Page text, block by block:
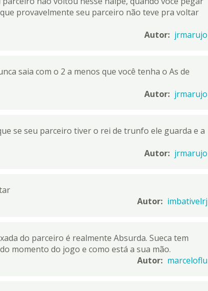
provavelmente seu parceiro não teve pra voltar
Autor: jrmarujo
saia com o 2 a menos que você tenha o As de
Autor: jrmarujo
se seu parceiro tiver o rei de trunfo ele guarda e a
Autor: jrmarujo
Autor: imbativelrj
do parceiro é realmente Absurda. Sueca tem
momento do jogo e como está a sua mão.
Autor: marceloflu